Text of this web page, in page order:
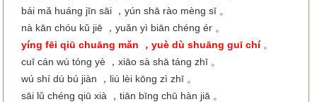
bái mǎ huáng jīn sāi ，yún shā rào mèng sī 。
nà kān chóu kǔ jiē ，yuǎn yì biān chéng ér 。
yíng fēi qiū chuāng mǎn ，yuè dù shuāng guī chí 。
cuī cán wú tóng yè ，xiāo sà shā táng zhī 。
wú shí dú bú jiàn ，liú lèi kōng zì zhī 。
sāi lǔ chéng qiū xià ，tiān bīng chū hàn jiā 。